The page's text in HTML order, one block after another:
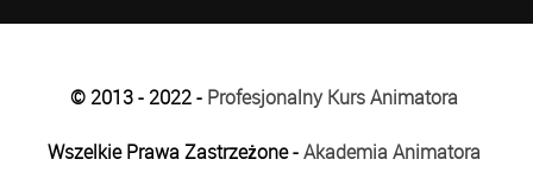
© 2013 - 2022 - Profesjonalny Kurs Animatora
Wszelkie Prawa Zastrzeżone -Akademia Animatora